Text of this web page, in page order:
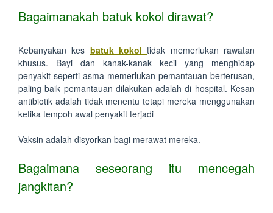
Bagaimanakah batuk kokol dirawat?
Kebanyakan kes batuk kokoltidak memerlukan rawatan
khusus. Bayi dan kanak-kanak kecil yang menghidap
penyakit seperti asma memerlukan pemantauan berterusan,
paling baik pemantauan dilakukan adalah di hospital. Kesan
antibiotik adalah tidak menentu tetapi mereka menggunakan
ketika tempoh awal penyakit terjadi
Vaksin adalah disyorkan bagi merawat mereka.
Bagaimana seseorang itu mencegah
jangkitan?